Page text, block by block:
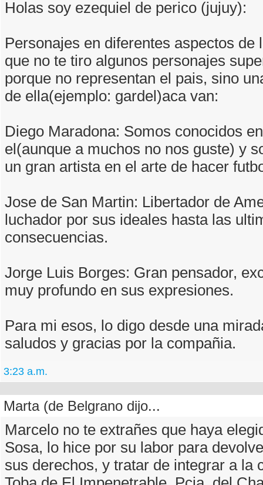
Holas soy ezequiel de perico (jujuy):
Personajes en diferentes aspectos de
que no te tiro algunos personajes
porque no representan el pais, sino
de ella(ejemplo: gardel)aca van:
Diego Maradona: Somos conocidos
el(aunque a muchos no nos guste) y
un gran artista en el arte de hacer
Jose de San Martin: Libertador de
luchador por sus ideales hasta las
consecuencias.
Jorge Luis Borges: Gran pensador,
muy profundo en sus expresiones.
Para mi esos, lo digo desde una
saludos y gracias por la compañia.
3:23 a.m.
Marta (de Belgrano dijo...
Marcelo no te extrañes que haya
Sosa, lo hice por su labor para
sus derechos, y tratar de integrar a la